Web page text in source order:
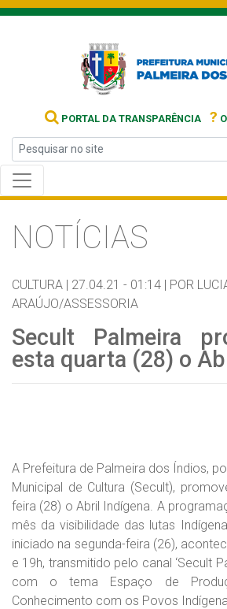
PORTAL DA TRANSPARÊNCIA ?
NOTÍCIAS
CULTURA | 27.04.21 - 01:14 | POR
ARAÚJO/ASSESSORIA
Secult Palmeira
esta quarta (28) o
A Prefeitura de Palmeira dos Índios,
Municipal de Cultura (Secult),
feira (28) o Abril Indígena. A
mês da visibilidade das lutas
iniciado na segunda-feira (26),
e 19h, transmitido pelo canal ‘Secult
com o tema Espaço de
Conhecimento com os Povos